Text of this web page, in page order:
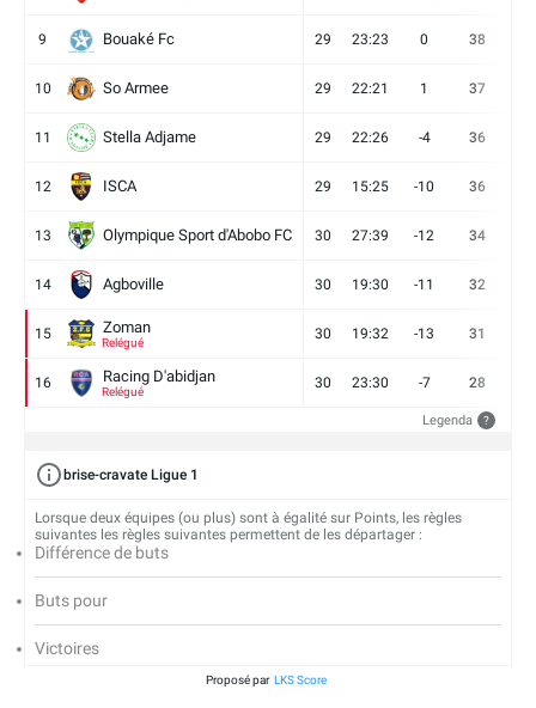
9 Bouaké Fc 29 23:23 0 38
10 So Armee 29 22:21 1 37
11 Stella Adjame 29 22:26 -4 36
12 ISCA 29 15:25 -10 36
13 Olympique Sport d'Abobo FC 30 27:39 -12 34
14 Agboville 30 19:30 -11 32
15 Zoman
Relégué
30 19:32 -13 31
16 Racing D'abidjan
Relégué
30 23:30 -7 28
Legenda ?
brise-cravate Ligue 1
Lorsque deux équipes (ou plus) sont à égalité sur Points, les règles
suivantes les règles suivantes permettent de les départager :
Différence de buts
Buts pour
Victoires
Proposé par LKS Score